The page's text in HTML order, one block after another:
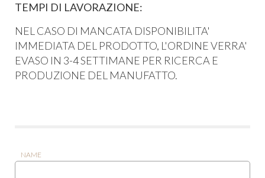
TEMPI DI LAVORAZIONE:
NEL CASO DI MANCATA DISPONIBILITA'
IMMEDIATA DEL PRODOTTO, L'ORDINE VERRA'
EVASO IN 3-4 SETTIMANE PER RICERCA E
PRODUZIONE DEL MANUFATTO.
NAME